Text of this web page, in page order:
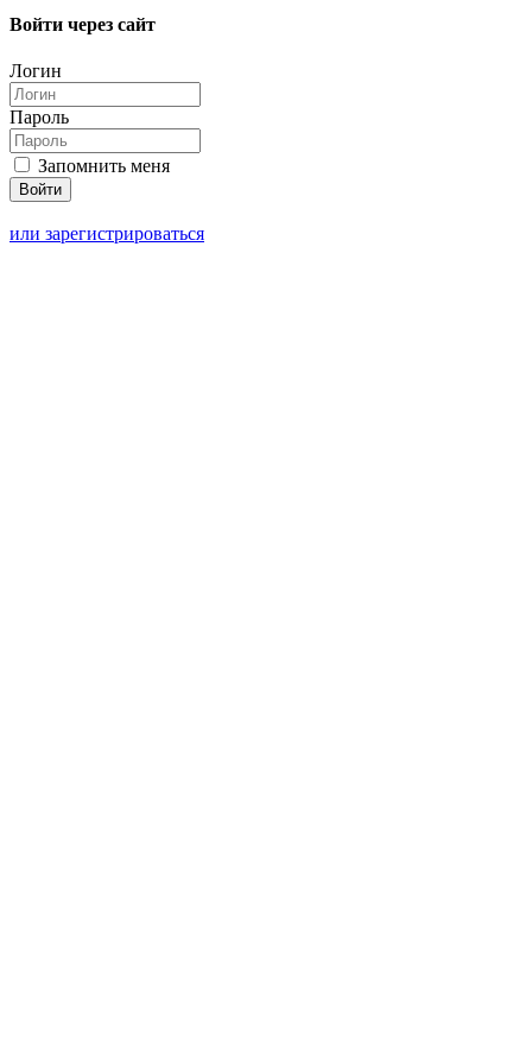
Войти через сайт
Логин
Пароль
Запомнить меня
или зарегистрироваться